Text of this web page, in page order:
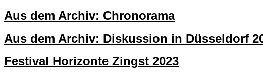
Aus dem Archiv: Chronorama
Aus dem Archiv: Diskussion in Düsseldorf
Festival Horizonte Zingst 2023